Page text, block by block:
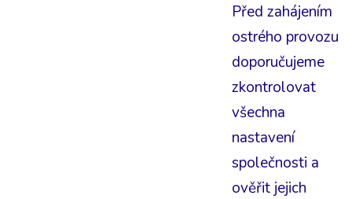
Před zahájením
ostrého provozu
doporučujeme
zkontrolovat
všechna
nastavení
společnosti a
ověřit jejich